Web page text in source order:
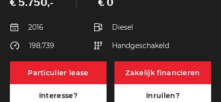
€ 5.750,- € 0
2016 Diesel
198.739 Handgeschakeld
Particulier lease Zakelijk financieren
Interesse? Inruilen?